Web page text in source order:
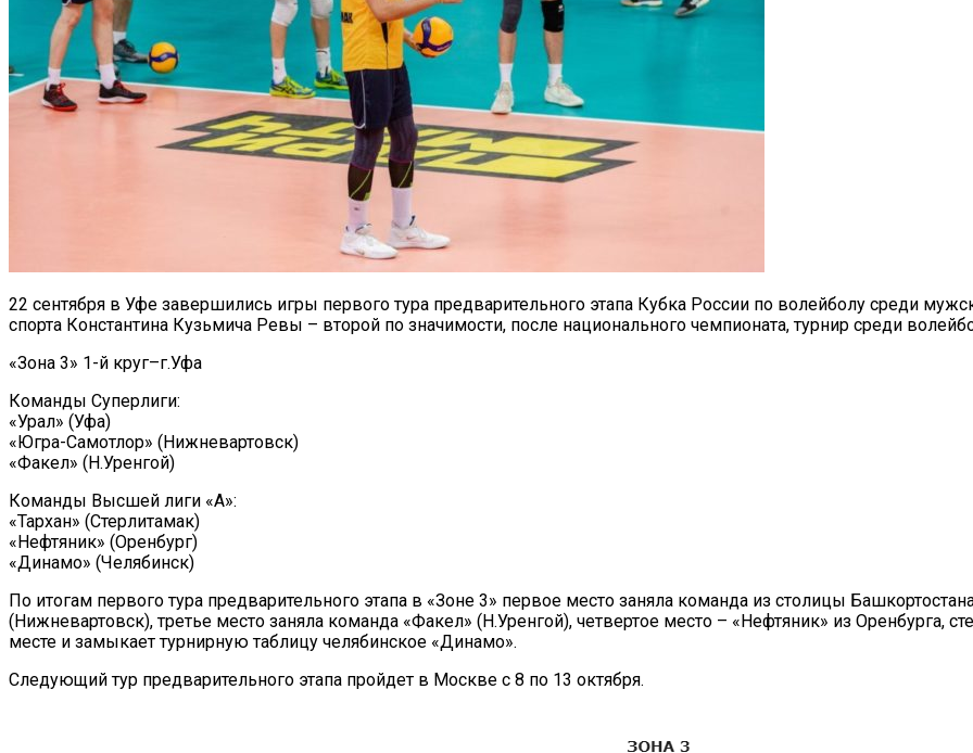
22 сентября в Уфе завершились игры первого тура предварительного этапа Кубка России по волейболу среди
спорта Константина Кузьмича Ревы – второй по значимости, после национального чемпионата, турнир среди
«Зона 3» 1-й круг–г.Уфа
Команды Суперлиги:
«Урал» (Уфа)
«Югра-Самотлор» (Нижневартовск)
«Факел» (Н.Уренгой)
Команды Высшей лиги «А»:
«Тархан» (Стерлитамак)
«Нефтяник» (Оренбург)
«Динамо» (Челябинск)
По итогам первого тура предварительного этапа в «Зоне 3» первое место заняла команда из столицы
(Нижневартовск), третье место заняла команда «Факел» (Н.Уренгой), четвертое место – «Нефтяник» из Оренбурга,
месте и замыкает турнирную таблицу челябинское «Динамо».
Следующий тур предварительного этапа пройдет в Москве с 8 по 13 октября.